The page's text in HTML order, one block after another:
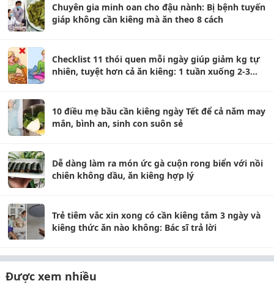
Chuyên gia minh oan cho đậu nành: Bị bệnh tuyến
giáp không cần kiêng mà ăn theo 8 cách
Checklist 11 thói quen mỗi ngày giúp giảm kg tự
nhiên, tuyệt hơn cả ăn kiêng: 1 tuần xuống 2-3
10 điều mẹ bầu cần kiêng ngày Tết để cả năm may
mắn, bình an, sinh con suôn sẻ
Dễ dàng làm ra món ức gà cuộn rong biển với nồi
chiên không dầu, ăn kiêng hợp lý
Trẻ tiêm vắc xin xong có cần kiêng tắm 3 ngày và
kiêng thức ăn nào không: Bác sĩ trả lời
Được xem nhiều